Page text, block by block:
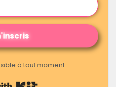
à tout moment.